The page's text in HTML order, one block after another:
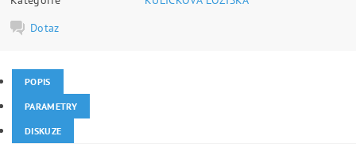
Dotaz
POPIS
PARAMETRY
DISKUZE